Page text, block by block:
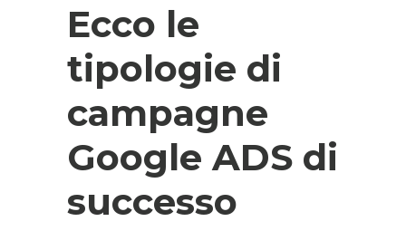
Ecco le
tipologie di
campagne
Google ADS di
successo